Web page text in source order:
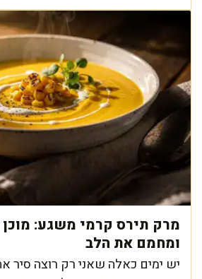
ומחמם את הלב
יש ימים כאלה שאני רק רוצה